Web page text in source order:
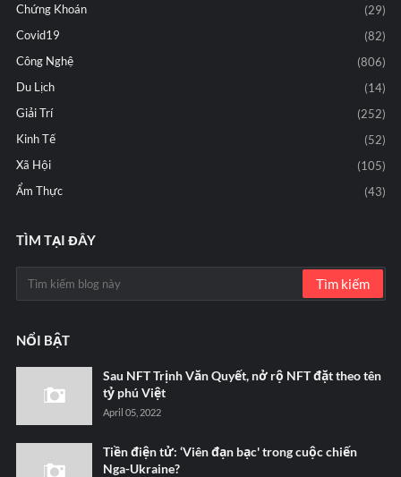
Chứng Khoán
(29)
Covid19
(82)
Công Nghệ
(806)
Du Lịch
(14)
Giải Trí
(252)
Kinh Tế
(52)
Xã Hội
(105)
Ẩm Thực
(43)
TÌM TẠI ĐÂY
NỔI BẬT
Sau NFT Trịnh Văn Quyết, nở rộ NFT đặt theo tên
tỷ phú Việt
April 05, 2022
Tiền điện tử: ‘Viên đạn bạc' trong cuộc chiến
Nga-Ukraine?